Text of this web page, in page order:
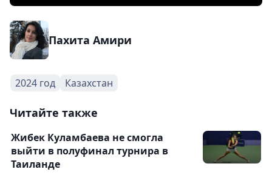
Пахита Амири
2024 год Казахстан
Читайте также
Жибек Куламбаева не смогла
выйти в полуфинал турнира в
Таиланде